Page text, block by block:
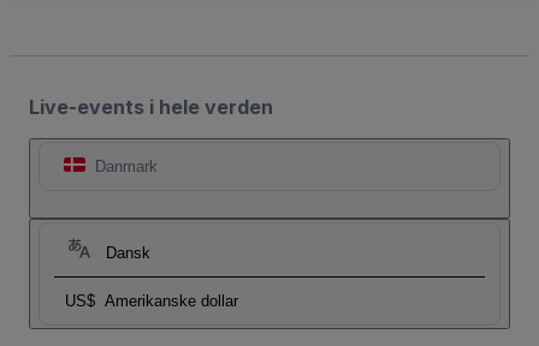
Live-events i hele verden
Danmark
Dansk
US$ Amerikanske dollar